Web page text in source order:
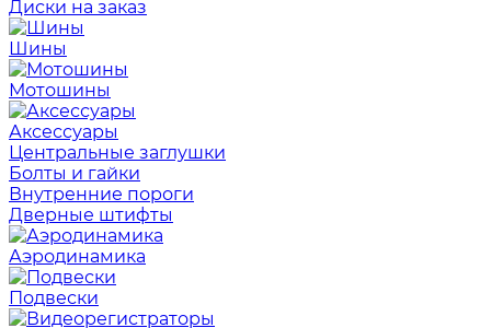
Диски на заказ
Шины
Мотошины
Аксессуары
Центральные заглушки
Болты и гайки
Внутренние пороги
Дверные штифты
Аэродинамика
Подвески